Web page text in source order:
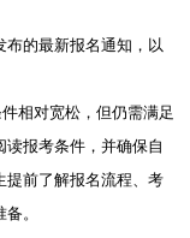
的最新报名通知，以
相对宽松，但仍需满足
报考条件，并确保自
提前了解报名流程、考
。